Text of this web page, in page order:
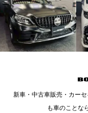
新車・中古車販売・カー
も車のことな